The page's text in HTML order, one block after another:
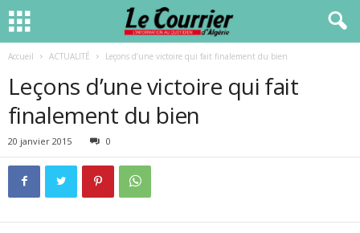
Accueil ACTUALITÉ Leçons d’une victoire qui fait finalement du bien
Leçons d’une victoire qui fait
finalement du bien
20 janvier 2015 0